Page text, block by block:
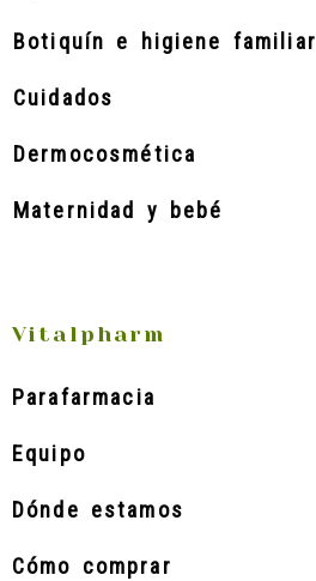
Botiquín e higiene familiar
Cuidados
Dermocosmética
Maternidad y bebé
Vitalpharm
Parafarmacia
Equipo
Dónde estamos
Cómo comprar